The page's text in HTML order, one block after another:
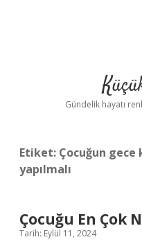
Gündelik hayatı
Etiket: Çocuğun gece
yapılmalı
Çocuğu En Çok
Tarih: Eylül 11, 2024